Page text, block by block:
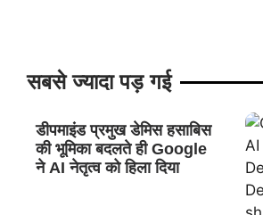
सबसे ज्यादा पड़ गई
डीपमाइंड प्रमुख डेमिस हसाबिस
की भूमिका बदलते ही Google
ने AI नेतृत्व को हिला दिया